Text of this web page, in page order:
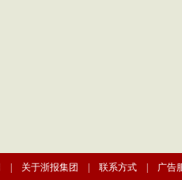
关于浙报集团 联系方式| 广告